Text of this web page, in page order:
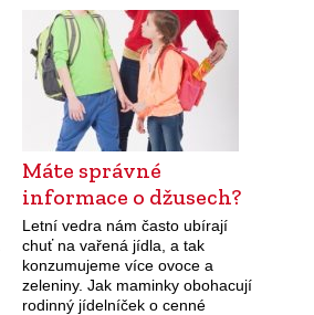
míst, kde se…
Máte správné
informace o džusech?
Letní vedra nám často ubírají
chuť na vařená jídla, a tak
konzumujeme více ovoce a
zeleniny. Jak maminky obohacují
rodinný jídelníček o cenné